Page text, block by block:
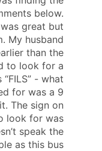
below.
great but
My husband
than the
to look for a
- what
for was a 9
The sign on
look for was
speak the
as this bus